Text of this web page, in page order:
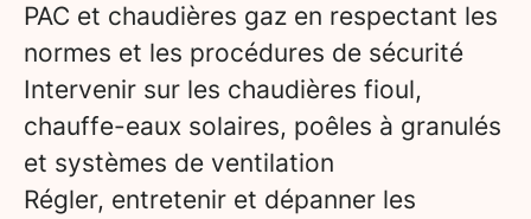
PAC et chaudières gaz en respectant les
normes et les procédures de sécurité
Intervenir sur les chaudières fioul,
chauffe-eaux solaires, poêles à granulés
et systèmes de ventilation
Régler, entretenir et dépanner les